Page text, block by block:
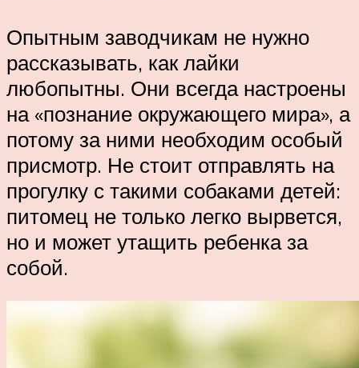
Опытным заводчикам не нужно
рассказывать, как лайки
любопытны. Они всегда настроены
на «познание окружающего мира», а
потому за ними необходим особый
присмотр. Не стоит отправлять на
прогулку с такими собаками детей:
питомец не только легко вырвется,
но и может утащить ребенка за
собой.